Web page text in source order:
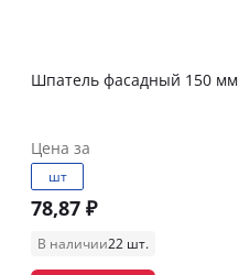
Шпатель фасадный 150 мм
Цена за
шт
78,87 ₽
В наличии22 шт.